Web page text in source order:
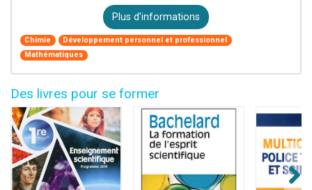
Plus d'informations
Chimie
Développement personnel et professionnel
Mathématiques
Des livres pour se former